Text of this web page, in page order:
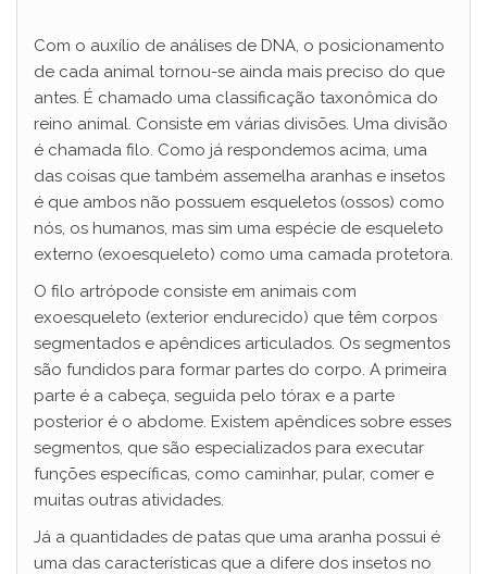
Com o auxílio de análises de DNA, o posicionamento
de cada animal tornou-se ainda mais preciso do que
antes. É chamado uma classificação taxonômica do
reino animal. Consiste em várias divisões. Uma divisão
é chamada filo. Como já respondemos acima, uma
das coisas que também assemelha aranhas e insetos
é que ambos não possuem esqueletos (ossos) como
nós, os humanos, mas sim uma espécie de esqueleto
externo (exoesqueleto) como uma camada protetora.
O filo artrópode consiste em animais com
exoesqueleto (exterior endurecido) que têm corpos
segmentados e apêndices articulados. Os segmentos
são fundidos para formar partes do corpo. A primeira
parte é a cabeça, seguida pelo tórax e a parte
posterior é o abdome. Existem apêndices sobre esses
segmentos, que são especializados para executar
funções específicas, como caminhar, pular, comer e
muitas outras atividades.
Já a quantidades de patas que uma aranha possui é
uma das características que a difere dos insetos no